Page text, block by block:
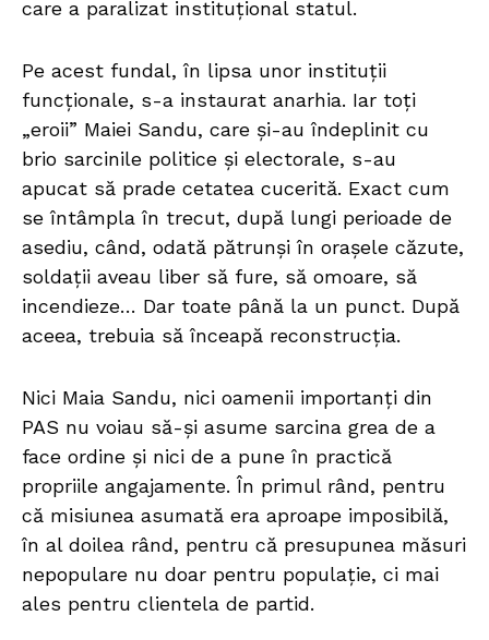
care a paralizat instituțional statul.
Pe acest fundal, în lipsa unor instituții
funcționale, s-a instaurat anarhia. Iar toți
„eroii” Maiei Sandu, care și-au îndeplinit cu
brio sarcinile politice și electorale, s-au
apucat să prade cetatea cucerită. Exact cum
se întâmpla în trecut, după lungi perioade de
asediu, când, odată pătrunși în orașele căzute,
soldații aveau liber să fure, să omoare, să
incendieze… Dar toate până la un punct. După
aceea, trebuia să înceapă reconstrucția.
Nici Maia Sandu, nici oamenii importanți din
PAS nu voiau să-și asume sarcina grea de a
face ordine și nici de a pune în practică
propriile angajamente. În primul rând, pentru
că misiunea asumată era aproape imposibilă,
în al doilea rând, pentru că presupunea măsuri
nepopulare nu doar pentru populație, ci mai
ales pentru clientela de partid.